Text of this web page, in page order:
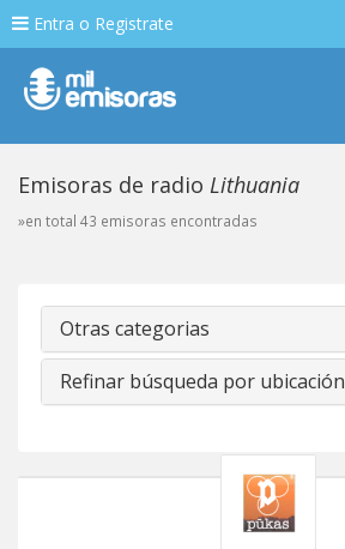
Entra o Registrate
Emisoras de radio Lithuania
»en total 43 emisoras encontradas
Otras categorias
Refinar búsqueda por ubicación